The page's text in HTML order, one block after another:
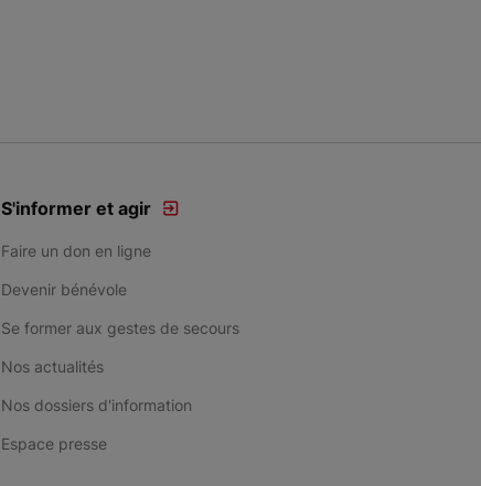
S'informer et agir
Faire un don en ligne
Devenir bénévole
Se former aux gestes de secours
Nos actualités
Nos dossiers d'information
Espace presse